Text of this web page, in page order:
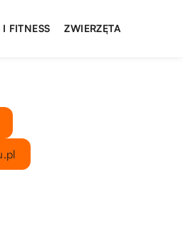
FITNESS ZWIERZĘTA